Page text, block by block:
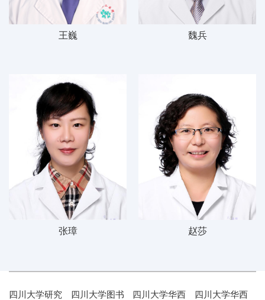
王巍 魏兵
张璋 赵莎
四川大学研究 四川大学图书 四川大学华西 四川大学华西